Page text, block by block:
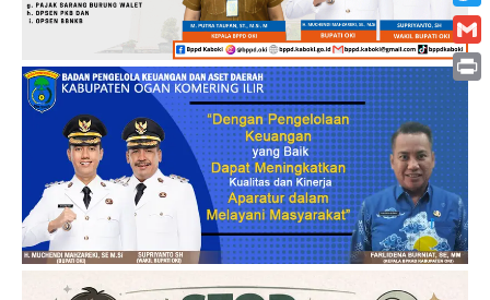
Print